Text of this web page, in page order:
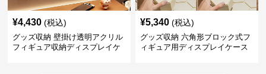
¥4,430 (税込)
グッズ収納 壁掛け透明アクリル
フィギュア収納ディスプレイケ
¥5,340 (税込)
グッズ収納 六角形ブロック式フ
ィギュア用ディスプレイケース